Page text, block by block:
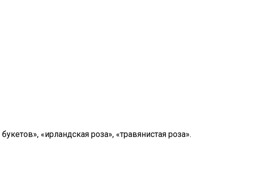
«ирландская роза», «травянистая роза».